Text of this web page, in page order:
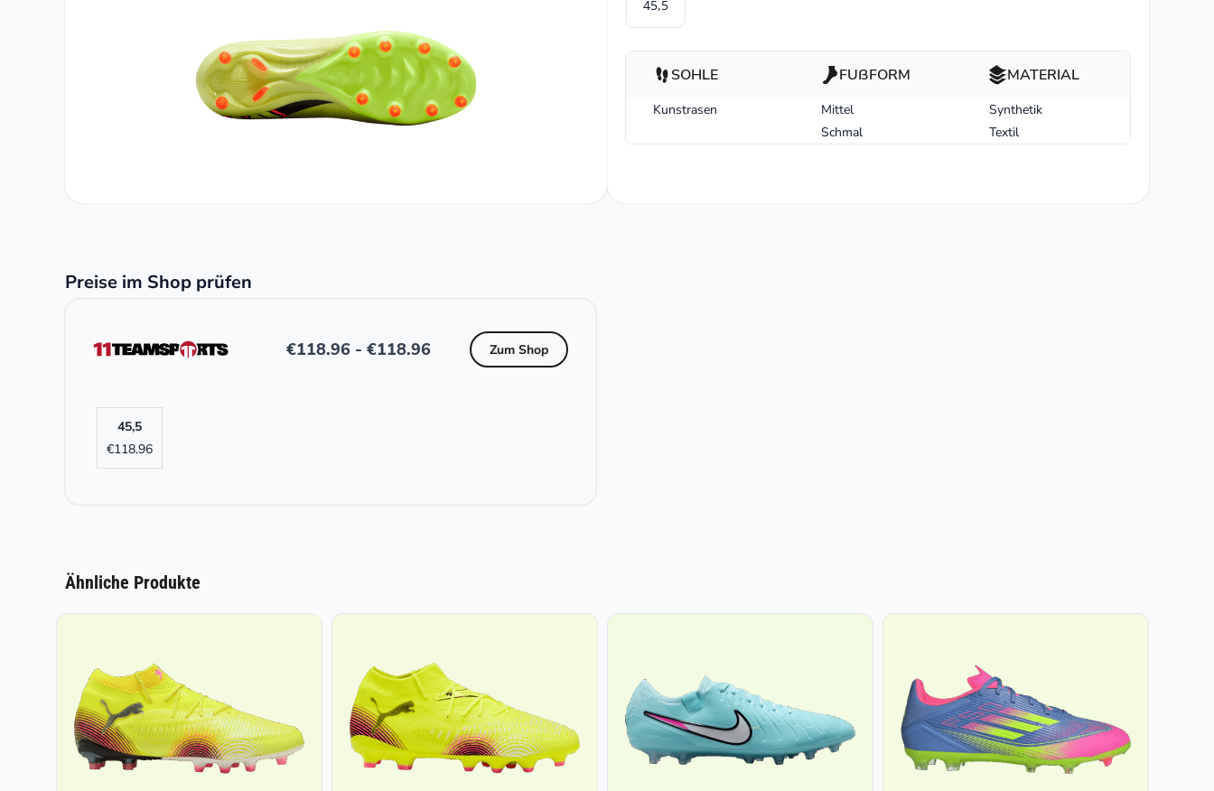
45,5
SOHLE
Kunstrasen
FUßFORM
Mittel
Schmal
MATERIAL
Synthetik
Textil
Preise im Shop prüfen
€118.96 - €118.96 Zum Shop
45,5
€118.96
Ähnliche Produkte